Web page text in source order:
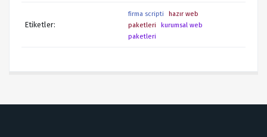
Etiketler:
firma scripti
hazır web
paketleri
kurumsal web
paketleri